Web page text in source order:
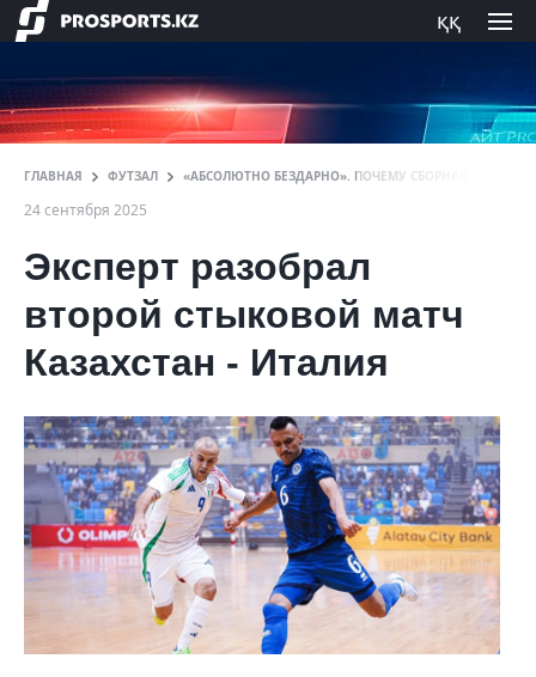
ққ
ГЛАВНАЯ ФУТЗАЛ «АБСОЛЮТНО БЕЗДАРНО». ПОЧЕМУ СБОРНАЯ
24 сентября 2025
Эксперт разобрал
второй стыковой матч
Казахстан - Италия